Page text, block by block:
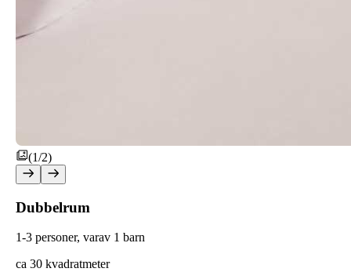
(1/2)
Dubbelrum
1-3 personer, varav 1 barn
ca 30 kvadratmeter